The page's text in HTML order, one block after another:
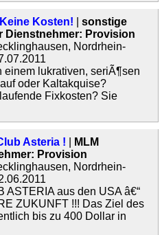
Kosten!
sonstige
Dienstnehmer: Provision
Nordrhein-
einem lukrativen, seriÃ¶sen
oder Kaltakquise?
Fixkosten? Sie
Asteria !
MLM
Provision
Nordrhein-
ASTERIA aus den USA â€“
ZUKUNFT !!! Das Ziel des
bis zu 400 Dollar in